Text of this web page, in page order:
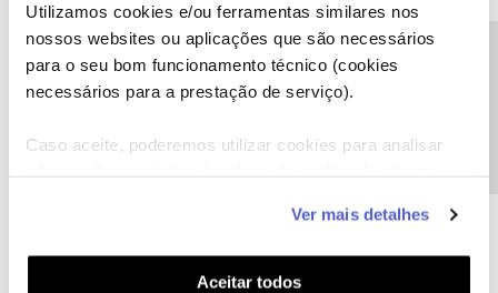
Utilizamos cookies e/ou ferramentas similares nos
nossos websites ou aplicações que são necessários
para o seu bom funcionamento técnico (cookies
necessários para a prestação de serviço).
Caso aceite, poderemos utilizar cookies para analisar
funcionalidades (cookies de personalização e
funcionalidade) e adaptar anúncios aos seus interesses
(cookies de publicidade personalizada). Pode gerir a
Ver mais detalhes
Aceitar todos
fixo (variável entre pacotes) que os clientes podiam usar para
escolher entre packs de canais, canais premium, + horas de
gravação e outros. Quando acabaram com essa estratégia
e surgiu o Pack Canais Extra, ficou assim.
estão lá as subscrições automáticas das 500h e das 1000h. 😆